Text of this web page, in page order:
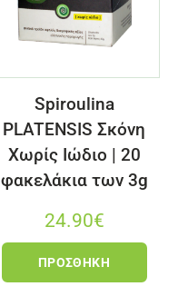
Spiroulina
PLATENSIS Σκόνη
Χωρίς Ιώδιο | 20
φακελάκια των 3g
24.90€
ΠΡΟΣΘΉΚΗ